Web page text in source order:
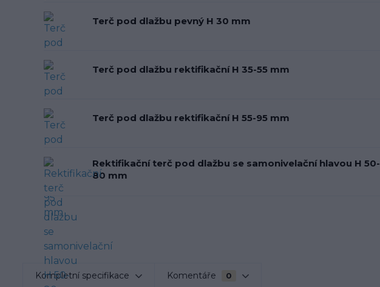
Terč pod dlažbu pevný H 30 mm
Terč pod dlažbu rektifikační H 35-55 mm
Terč pod dlažbu rektifikační H 55-95 mm
Rektifikační terč pod dlažbu se samonivelační hlavou H 50-
80 mm
Kompletní specifikace Komentáře 0